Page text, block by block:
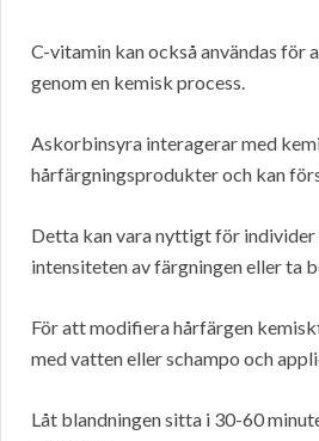
C-vitamin kan också användas för
genom en kemisk process.
Askorbinsyra interagerar med
hårfärgningsprodukter och kan
Detta kan vara nyttigt för individer
intensiteten av färgningen eller ta
För att modifiera hårfärgen
med vatten eller schampo och
Låt blandningen sitta i 30-60